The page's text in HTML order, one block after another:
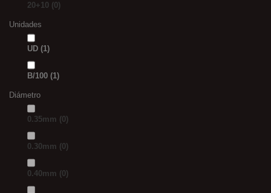
20+10 (0)
Unidades
UD (1)
B/100 (1)
Diámetro
0.35mm (0)
0.30mm (0)
0.40mm (0)